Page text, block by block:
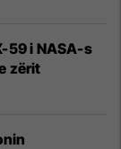
59 i NASA-s
zërit